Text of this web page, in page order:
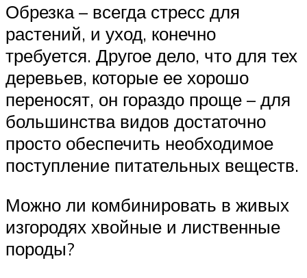
Обрезка – всегда стресс для
растений, и уход, конечно
требуется. Другое дело, что для тех
деревьев, которые ее хорошо
переносят, он гораздо проще – для
большинства видов достаточно
просто обеспечить необходимое
поступление питательных веществ.
Можно ли комбинировать в живых
изгородях хвойные и лиственные
породы?